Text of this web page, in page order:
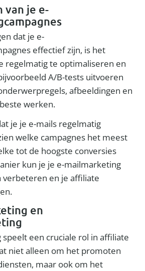
van je e-
dat je e-
effectief zijn, is het
regelmatig te optimaliseren en
A/B-tests uitvoeren
afbeeldingen en
werken.
je je e-mails regelmatig
welke campagnes het meest
tot de hoogste conversies
kun je je e-mailmarketing
verbeteren en je affiliate
en
een cruciale rol in affiliate
niet alleen om het promoten
maar ook om het